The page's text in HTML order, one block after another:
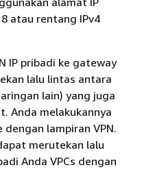
atau rentang IPv4
IP pribadi ke gateway
lalu lintas antara
lain) yang juga
Anda melakukannya
lampiran VPN.
merutekan lalu
Anda VPCs dengan